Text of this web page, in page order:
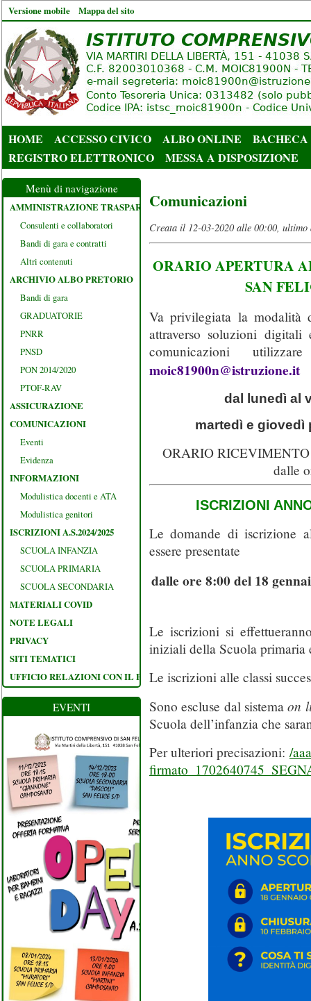
Versione mobile Mappa del sito
HOME ACCESSO CIVICO ALBO ONLINE
REGISTRO ELETTRONICO
MESSA A DISPOSIZIONE
Menù di navigazione
AMMINISTRAZIONE TRASPARENTE
Consulenti e collaboratori
Bandi di gara e contratti
Altri contenuti
ARCHIVIO ALBO PRETORIO
Bandi di gara
GRADUATORIE
PNRR
PNSD
PON 2014/2020
PTOF-RAV
ASSICURAZIONE
COMUNICAZIONI
Eventi
Evidenza
INFORMAZIONI
Modulistica docenti e ATA
Modulistica genitori
ISCRIZIONI A.S.2024/2025
SCUOLA INFANZIA
SCUOLA PRIMARIA
SCUOLA SECONDARIA
MATERIALI COVID
NOTE LEGALI
PRIVACY
SITI TEMATICI
UFFICIO RELAZIONI CON IL PUBBLICO
EVENTI
Comunicazioni
Creata il 12-03-2020 alle 00:00,
ORARIO APERTURA
SAN
Va privilegiata la modalità
attraverso soluzioni
comunicazioni
moic81900n@istruzione.it
dal lunedì al
martedì e giovedì
ORARIO
dalle
ISCRIZIONI
Le domande di iscrizione
essere presentate
dalle ore 8:00 del 18
Le iscrizioni si
iniziali della Scuola primaria
Le iscrizioni alle classi
Sono escluse dal sistemaon
Scuola dell’infanzia che
Per ulteriori precisazioni: /